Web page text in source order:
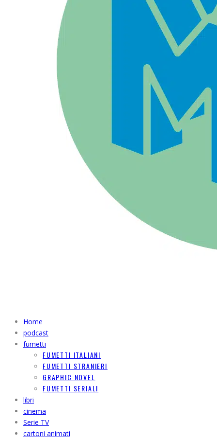
Home
podcast
fumetti
FUMETTI ITALIANI
FUMETTI STRANIERI
GRAPHIC NOVEL
FUMETTI SERIALI
libri
cinema
Serie TV
cartoni animati